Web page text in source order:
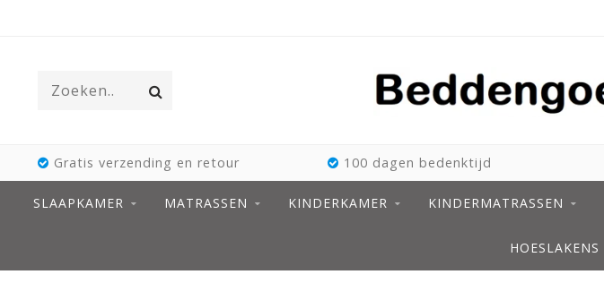
Gratis verzending en retour 100 dagen bedenktijd
SLAAPKAMER MATRASSEN KINDERKAMER KINDERMATRASSEN
HOESLAKENS